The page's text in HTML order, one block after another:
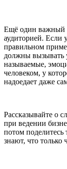
Ещё один важный
аудиторией. Если
правильном
должны вызывать
называемые,
человеком, у
надоедает даже
Рассказывайте о
при ведении
потом
знают, что только